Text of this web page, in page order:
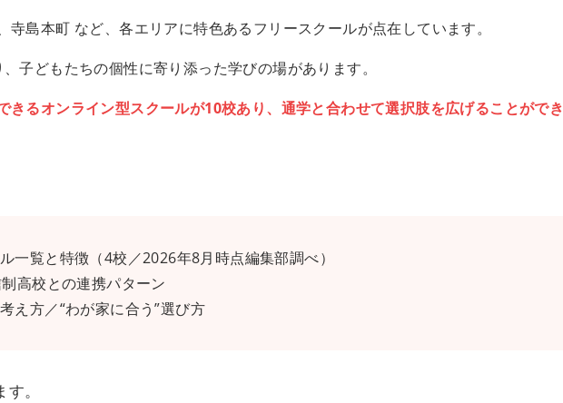
島本町 など、各エリアに特色あるフリースクールが点在しています。
子どもたちの個性に寄り添った学びの場があります。
きるオンライン型スクールが10校あり、通学と合わせて選択肢を広げることができ
一覧と特徴（4校／2026年8月時点編集部調べ）
高校との連携パターン
え方／“わが家に合う”選び方
。